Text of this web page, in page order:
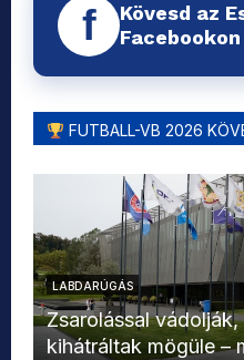
f
Kövesd az
Facebookon
FUTBALL-VB 2026
LABDARÚGÁS
Zsarolással
kihátráltak mögüle –